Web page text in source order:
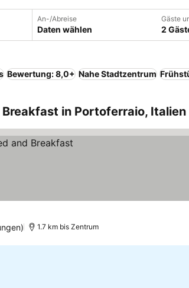
An-/Abreise
Daten wählen
Gäste
2
Bewertung: 8,0+ Nahe Stadtzentrum
in Portoferraio, Italien
1.7 km bis Zentrum